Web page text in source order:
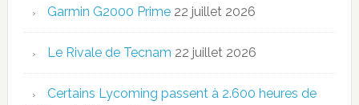
Garmin G2000 Prime 22 juillet 2026
Le Rivale de Tecnam 22 juillet 2026
Certains Lycoming passent à 2.600 heures de